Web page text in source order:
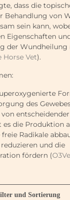
dass die
Behandlung von
sein kann,
Eigenschaften
der Wundheilung
Horse Vet).
des
es die Produktion
Radikale
und die
fördern (
und Sortierung